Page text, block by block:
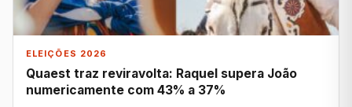
ELEIÇÕES 2026
Quaest traz reviravolta: Raquel supera João
numericamente com 43% a 37%